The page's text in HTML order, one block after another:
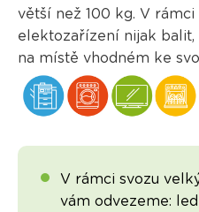
větší než 100 kg. V
elektozařízení nijak
na místě vhodném ke
V rámci svozu
vám odvezeme: